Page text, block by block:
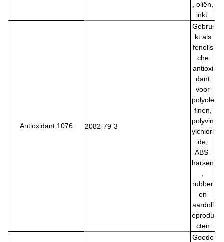
, oliën,
inkt.
Antioxidant 1076 2082-79-3
Gebrui
kt als
fenolis
che
antioxi
dant
voor
polyole
finen,
polyvin
ylchlori
de,
ABS-
harsen
rubber
en
aardoli
eprodu
cten
Goede